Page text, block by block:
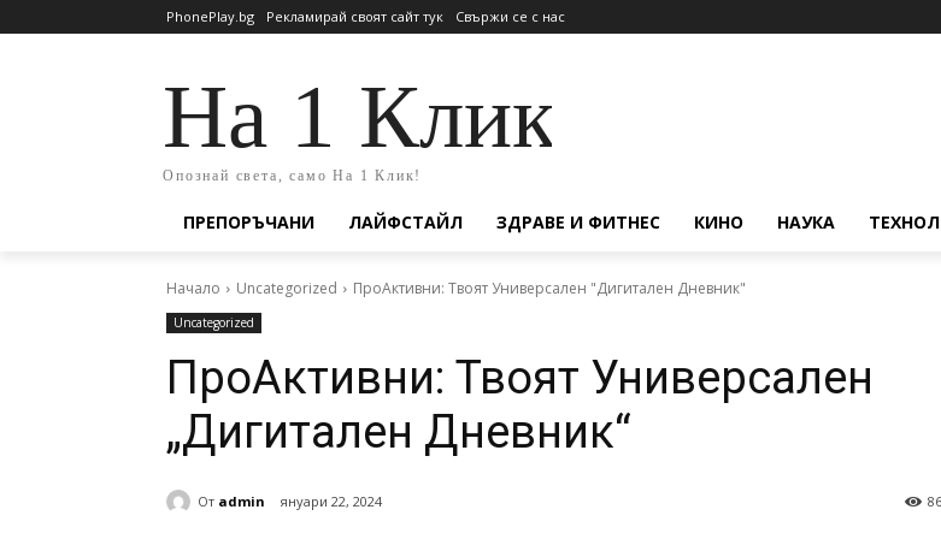
PhonePlay.bg Рекламирай своят сайт тук Свържи се с нас
На 1 Клик
Опознай света, само На 1 Клик!
ПРЕПОРЪЧАНИ ЛАЙФСТАЙЛ ЗДРАВЕ И ФИТНЕС КИНО НАУКА
Начало Uncategorized ПроАктивни: Твоят Универсален "Дигитален Дневник"
Uncategorized
ПроАктивни: Твоят Универсален
„Дигитален Дневник“
От admin януари 22, 2024